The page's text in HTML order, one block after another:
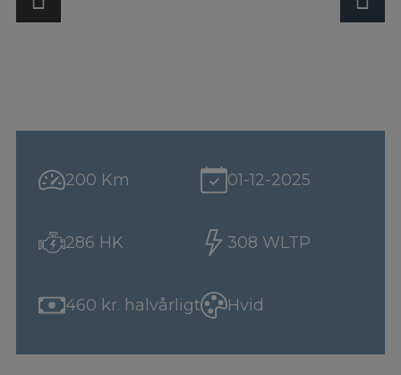
200 Km 01-12-2025
286 HK 308 WLTP
460 kr. halvårligt Hvid